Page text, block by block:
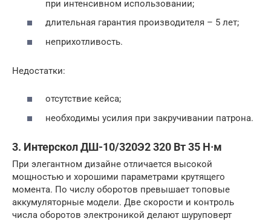
при интенсивном использовании;
длительная гарантия производителя – 5 лет;
неприхотливость.
Недостатки:
отсутствие кейса;
необходимы усилия при закручивании патрона.
3. Интерскол ДШ-10/320Э2 320 Вт 35 Н·м
При элегантном дизайне отличается высокой
мощностью и хорошими параметрами крутящего
момента. По числу оборотов превышает топовые
аккумуляторные модели. Две скорости и контроль
числа оборотов электроникой делают шуруповерт